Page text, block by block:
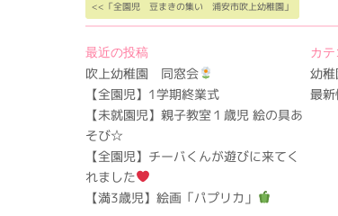
<<「全園児 豆まきの集い 浦安市吹上幼稚園」
最近の投稿
吹上幼稚園 同窓会
【全園児】1学期終業式
【未就園児】親子教室１歳児 絵の具あ
そび☆
【全園児】チーバくんが遊びに来てく
れました
【満3歳児】絵画「パプリカ」
カ
幼
最